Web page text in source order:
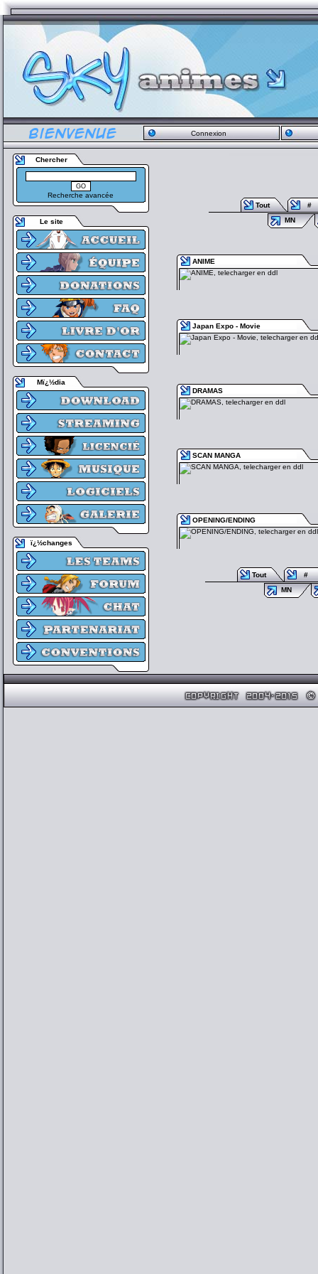
Connexion
Chercher
Recherche avancée
Le site
Mï¿½dia
ï¿½changes
Tout
#
MN
ANIME
Japan Expo - Movie
DRAMAS
SCAN MANGA
OPENING/ENDING
Tout
#
MN